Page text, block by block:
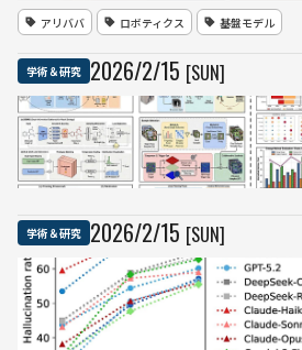
アリババ ロボティクス 基盤モデル
学術＆研究 2026/2/15 [SUN]
学術＆研究 2026/2/15 [SUN]